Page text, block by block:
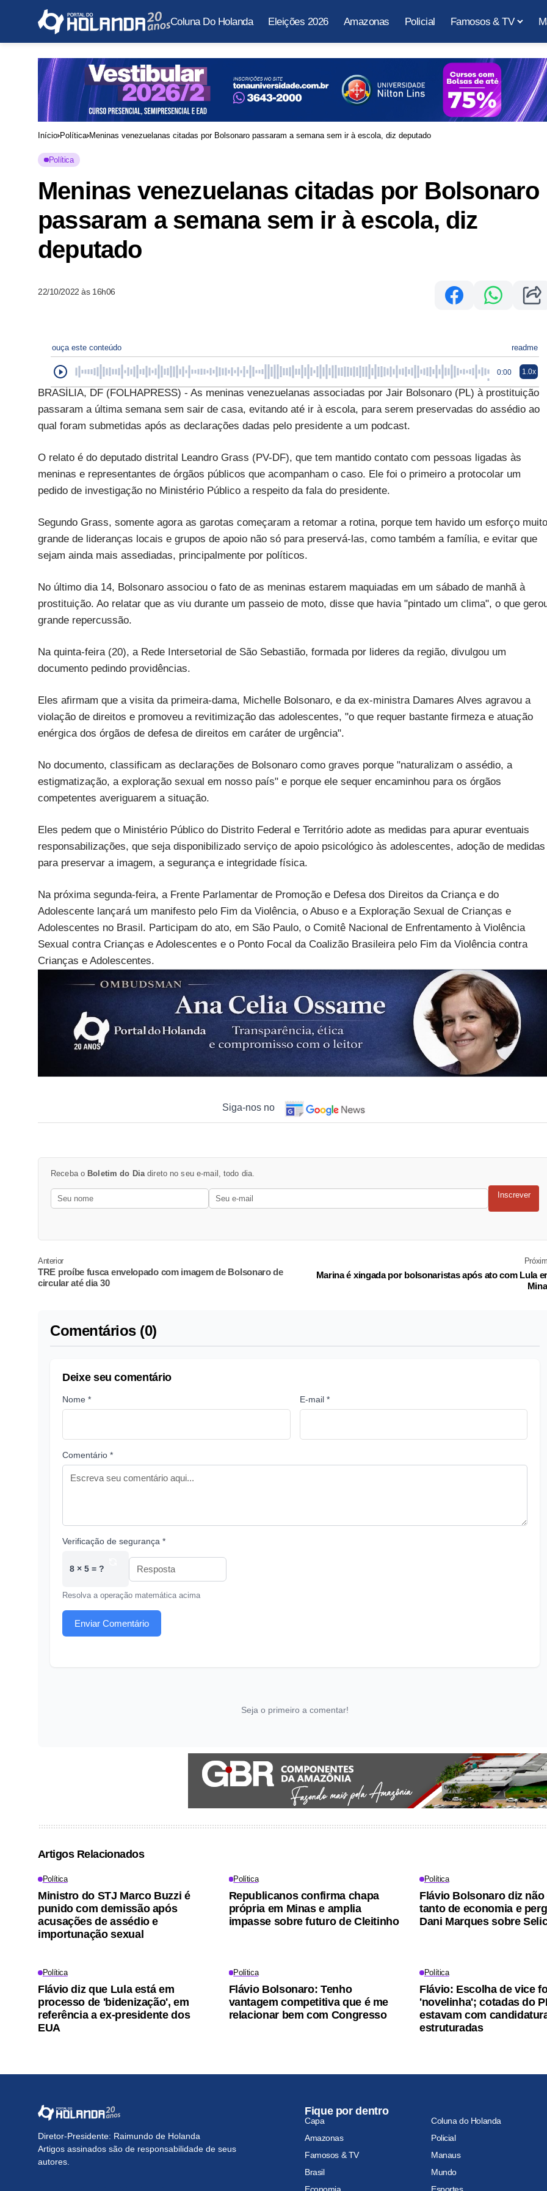
Coluna Do Holanda Eleições 2026 Amazonas Policial Famosos & TV
Início Política Meninas venezuelanas citadas por Bolsonaro passaram a semana sem ir à escola, diz deputado
Política
Meninas venezuelanas citadas por Bolsonaro
passaram a semana sem ir à escola, diz
deputado
22/10/2022 às 16h06
ouça este conteúdo readme
0:00 1.0x
BRASÍLIA, DF (FOLHAPRESS) - As meninas venezuelanas associadas por Jair Bolsonaro (PL) à prostituição
passaram a última semana sem sair de casa, evitando até ir à escola, para serem preservadas do assédio ao
qual foram submetidas após as declarações dadas pelo presidente a um podcast.
O relato é do deputado distrital Leandro Grass (PV-DF), que tem mantido contato com pessoas ligadas às
meninas e representantes de órgãos públicos que acompanham o caso. Ele foi o primeiro a protocolar um
pedido de investigação no Ministério Público a respeito da fala do presidente.
Segundo Grass, somente agora as garotas começaram a retomar a rotina, porque tem havido um esforço muito
grande de lideranças locais e grupos de apoio não só para preservá-las, como também a família, e evitar que
sejam ainda mais assediadas, principalmente por políticos.
No último dia 14, Bolsonaro associou o fato de as meninas estarem maquiadas em um sábado de manhã à
prostituição. Ao relatar que as viu durante um passeio de moto, disse que havia "pintado um clima", o que
grande repercussão.
Na quinta-feira (20), a Rede Intersetorial de São Sebastião, formada por lideres da região, divulgou um
documento pedindo providências.
Eles afirmam que a visita da primeira-dama, Michelle Bolsonaro, e da ex-ministra Damares Alves agravou a
violação de direitos e promoveu a revitimização das adolescentes, "o que requer bastante firmeza e atuação
enérgica dos órgãos de defesa de direitos em caráter de urgência".
No documento, classificam as declarações de Bolsonaro como graves porque "naturalizam o assédio, a
estigmatização, a exploração sexual em nosso país" e porque ele sequer encaminhou para os órgãos
competentes averiguarem a situação.
Eles pedem que o Ministério Público do Distrito Federal e Território adote as medidas para apurar eventuais
responsabilizações, que seja disponibilizado serviço de apoio psicológico às adolescentes, adoção de medidas
para preservar a imagem, a segurança e integridade física.
Na próxima segunda-feira, a Frente Parlamentar de Promoção e Defesa dos Direitos da Criança e do
Adolescente lançará um manifesto pelo Fim da Violência, o Abuso e a Exploração Sexual de Crianças e
Adolescentes no Brasil. Participam do ato, em São Paulo, o Comitê Nacional de Enfrentamento à Violência
Sexual contra Crianças e Adolescentes e o Ponto Focal da Coalizão Brasileira pelo Fim da Violência contra
Crianças e Adolescentes.
Siga-nos no
Receba o Boletim do Diadireto no seu e-mail, todo dia.
Inscrever
Anterior
TRE proíbe fusca envelopado com imagem de Bolsonaro de
circular até dia 30
Marina é xingada por bolsonaristas após ato com Lula
Comentários (0)
Deixe seu comentário
Nome * E-mail *
Comentário *
Verificação de segurança *
8 × 5 = ?
Resolva a operação matemática acima
Enviar Comentário
Seja o primeiro a comentar!
Artigos Relacionados
Política
Ministro do STJ Marco Buzzi é
punido com demissão após
acusações de assédio e
importunação sexual
Política
Republicanos confirma chapa
própria em Minas e amplia
impasse sobre futuro de Cleitinho
Política
Flávio Bolsonaro diz não
tanto de economia e
Dani Marques sobre
Política
Flávio diz que Lula está em
processo de 'bidenização', em
referência a ex-presidente dos
EUA
Política
Flávio Bolsonaro: Tenho
vantagem competitiva que é me
relacionar bem com Congresso
Política
Flávio: Escolha de vice
'novelinha'; cotadas do
estavam com
estruturadas
Diretor-Presidente: Raimundo de Holanda
Artigos assinados são de responsabilidade de seus
autores.
Fique por dentro
Capa
Coluna do Holanda
Amazonas
Policial
Famosos & TV
Manaus
Brasil
Mundo